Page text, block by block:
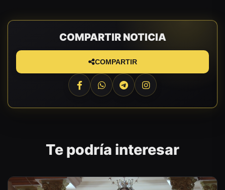
COMPARTIR NOTICIA
COMPARTIR
Te podría interesar